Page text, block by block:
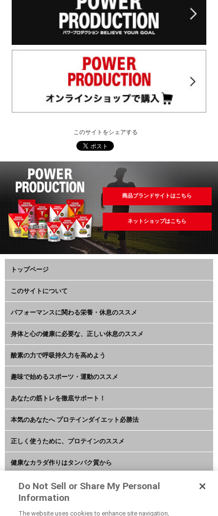
このサイトをシェアする
商品ブランドサイトはこちら
ネットショップはこちら
トップページ
このサイトについて
パフォーマンスに関わる栄養・休息のススメ
身体と心の健康に必要な、正しい休息のススメ
酸素の力で呼吸持久力を高めよう
趣味で始めるスポーツ・運動のススメ
あなたの筋トレを徹底サポート！
本気のあなたへ プロテインダイエット必勝法
正しく使うために、プロテインのススメ
健康なカラダ作りはタンパク質から
アミノ酸・BCAAで絶好調な毎日を
Do Not Sell or Share My Personal
Information
The website uses cookies to enhance site navigation,